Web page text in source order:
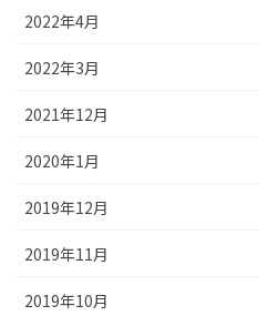
2022年4月
2022年3月
2021年12月
2020年1月
2019年12月
2019年11月
2019年10月